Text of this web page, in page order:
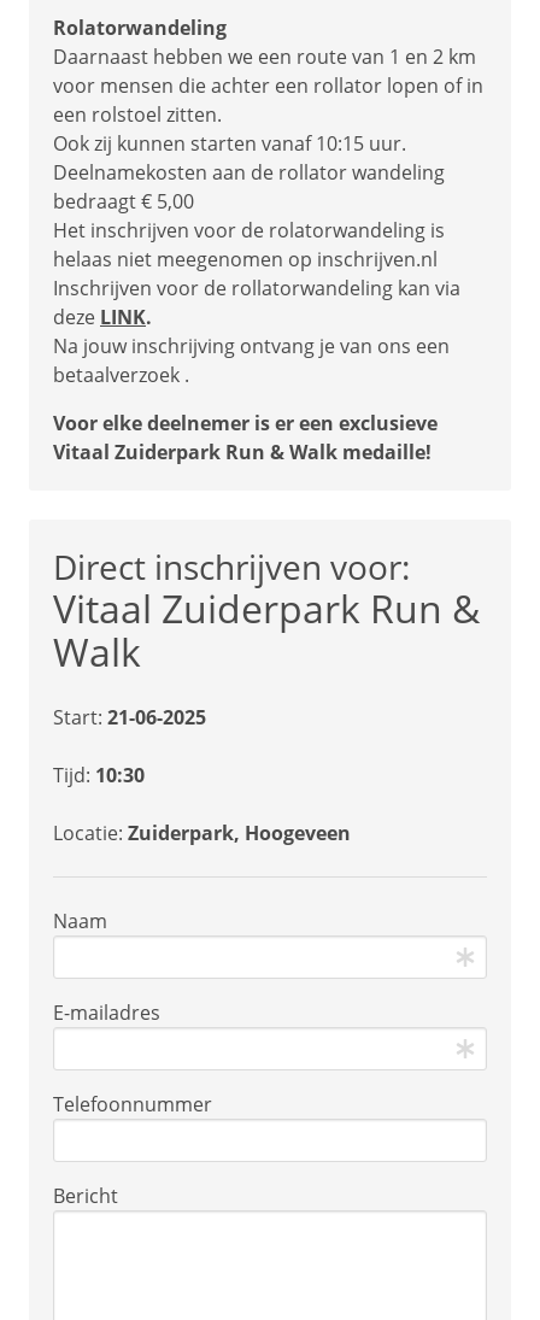
Rolatorwandeling
Daarnaast hebben we een route van 1 en 2 km
voor mensen die achter een rollator lopen of in
een rolstoel zitten.
Ook zij kunnen starten vanaf 10:15 uur.
Deelnamekosten aan de rollator wandeling
bedraagt € 5,00
Het inschrijven voor de rolatorwandeling is
helaas niet meegenomen op inschrijven.nl
Inschrijven voor de rollatorwandeling kan via
deze LINK.
Na jouw inschrijving ontvang je van ons een
betaalverzoek .
Voor elke deelnemer is er een exclusieve
Vitaal Zuiderpark Run & Walk medaille!
Direct inschrijven voor:
Vitaal Zuiderpark Run &
Walk
Start: 21-06-2025
Tijd: 10:30
Locatie: Zuiderpark, Hoogeveen
Naam
E-mailadres
Telefoonnummer
Bericht